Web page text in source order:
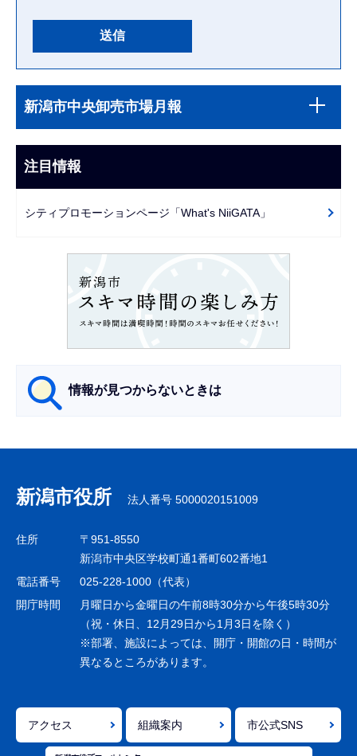
文
こ
ま
で
サ
ブ
ビ
ー
新潟市中央卸売市場月報
注目情報
シティプロモーションページ「What's NiiGATA」
情報が見つからないときは
ナ
ビ
ゲ
シ
ョ
で
新潟市役所 法人番号 5000020151009
住所
〒951-8550
新潟市中央区学校町通1番町602番地1
電話番号
025-228-1000（代表）
開庁時間
月曜日から金曜日の午前8時30分から午後5時30分
（祝・休日、12月29日から1月3日を除く）
※部署、施設によっては、開庁・開館の日・時間が
異なるところがあります。
アクセス 組織案内 市公式SNS